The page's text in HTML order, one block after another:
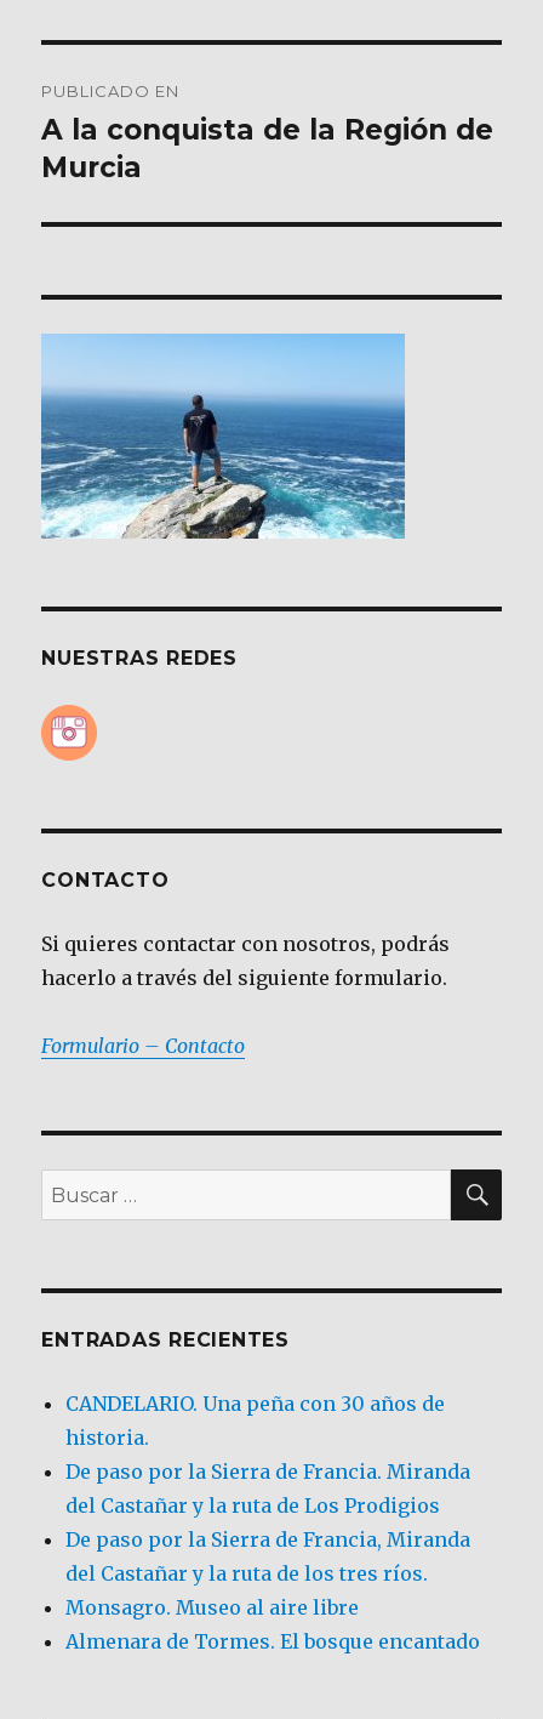
de
entradas
PUBLICADO EN
A la conquista de la Región de
Murcia
NUESTRAS REDES
CONTACTO
Si quieres contactar con nosotros, podrás
hacerlo a través del siguiente formulario.
Formulario – Contacto
Buscar
por:
ENTRADAS RECIENTES
CANDELARIO. Una peña con 30 años de
historia.
De paso por la Sierra de Francia. Miranda
del Castañar y la ruta de Los Prodigios
De paso por la Sierra de Francia, Miranda
del Castañar y la ruta de los tres ríos.
Monsagro. Museo al aire libre
Almenara de Tormes. El bosque encantado